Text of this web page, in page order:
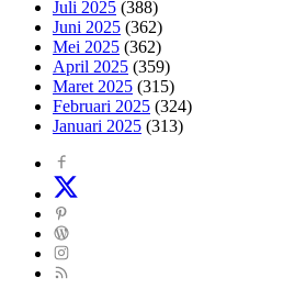
Juli 2025 (388)
Juni 2025 (362)
Mei 2025 (362)
April 2025 (359)
Maret 2025 (315)
Februari 2025 (324)
Januari 2025 (313)